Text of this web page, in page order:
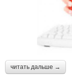
читать дальше →